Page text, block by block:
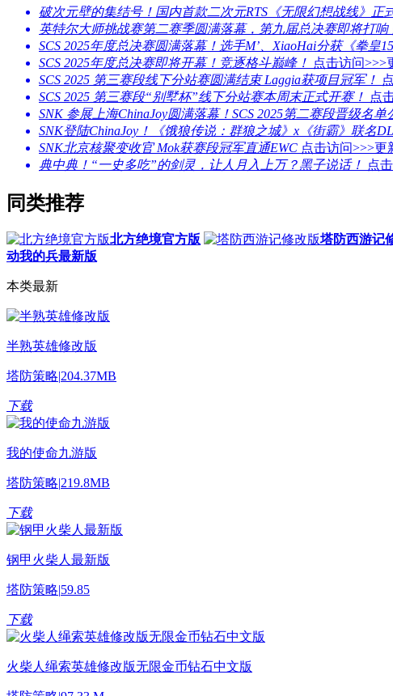
破次元壁的集结号！国内首款二次元RTS《无限幻想战线》正
英特尔大师挑战赛第二赛季圆满落幕，第九届总决赛即将打响
SCS 2025年度总决赛圆满落幕！选手M’、XiaoHai分获《拳皇
SCS 2025年度总决赛即将开幕！竞逐格斗巅峰！ 点击访问>>>
SCS 2025 第三赛段线下分站赛圆满结束 Laggia获项目冠军！
SCS 2025 第三赛段“别墅杯”线下分站赛本周末正式开赛！ 点
SNK 参展上海ChinaJoy圆满落幕！SCS 2025第二赛段晋级名单
SNK登陆ChinaJoy！《饿狼传说：群狼之城》x《街霸》联名
SNK北京核聚变收官 Mok获赛段冠军直通EWC 点击访问>>>更
典中典！“一史多吃”的剑灵，让人月入上万？黑子说话！ 点
同类推荐
北方绝境官方版 塔防西游记
动我的兵最新版
本类最新
半熟英雄修改版
塔防策略|204.37MB
下载
我的使命九游版
塔防策略|219.8MB
下载
钢甲火柴人最新版
塔防策略|59.85
下载
火柴人绳索英雄修改版无限金币钻石中文版